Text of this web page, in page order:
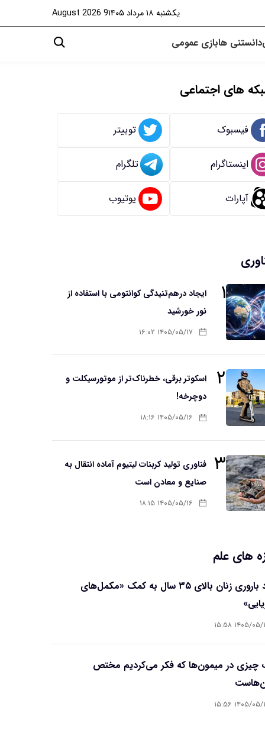
یکشنبه ۱۸ مرداد ۱۴۰۵ 9 August 2026
دانستنی هابازی عمومی
های اجتماعی
فیسبوک توییتر
اینستاگرام تلگرام
آپارات یوتیوب
۱
ایجاد درهم‌تنیدگی کوانتومی با استفاده از
نور خورشید
۱۴۰۵/۰۵/۱۷ ۱۶:۰۲
۲
اسکوتر برقی، خطرناک‌تر از موتورسیکلت و
دوچرخه!
۱۴۰۵/۰۵/۱۶ ۱۸:۱۶
۳ فناوری تولید کربنات لیتیوم آماده انتقال به
صنایع و معادن است
۱۴۰۵/۰۵/۱۶ ۱۸:۱۵
های علم
بهبود باروری زنان بالای ۳۵ سال به کمک «مکمل‌های
۰۵/۱۷ ۱۵:۵۸
در میمون‌ها که فکر می‌کردیم مختص
۰۵/۱۷ ۱۵:۵۶